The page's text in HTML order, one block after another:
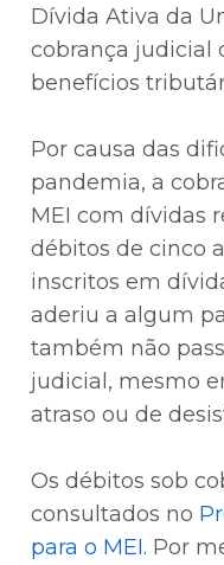
Dívida Ativa da
cobrança judicial
benefícios
Por causa das
pandemia, a
MEI com dívidas
débitos de cinco
inscritos em
aderiu a algum
também não
judicial, mesmo
atraso ou de
Os débitos sob
consultados no
para o MEI. Por